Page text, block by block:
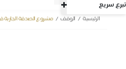
تبرع سريع
الرئيسية الوقف مشروع الصدقة الجارية